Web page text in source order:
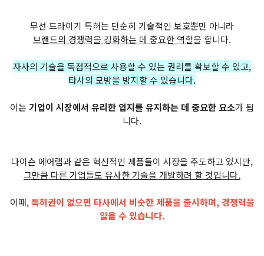
무선 드라이기 특허는 단순히 기술적인 보호뿐만 아니라
브랜드의 경쟁력을 강화하는 데 중요한 역할을 합니다.
자사의 기술을 독점적으로 사용할 수 있는 권리를 확보할 수 있고,
타사의 모방을 방지할 수 있습니다.
이는 기업이 시장에서 유리한 입지를 유지하는 데 중요한 요소가 됩
니다.
다이슨 에어랩과 같은 혁신적인 제품들이 시장을 주도하고 있지만,
그만큼 다른 기업들도 유사한 기술을 개발하려 할 것입니다.
이때,특허권이 없으면 타사에서 비슷한 제품을 출시하며, 경쟁력을
잃을 수 있습니다.